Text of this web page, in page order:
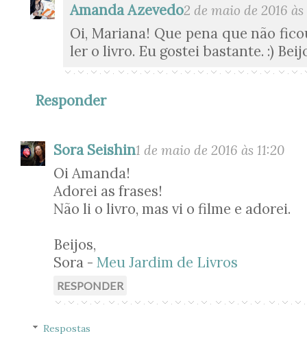
Amanda Azevedo2 de maio de 2016 às
Oi, Mariana! Que pena que não
ler o livro. Eu gostei bastante. :)
Responder
Sora Seishin1 de maio de 2016 às 11:20
Oi Amanda!
Adorei as frases!
Não li o livro, mas vi o filme e adorei.
Beijos,
Sora - Meu Jardim de Livros
RESPONDER
Respostas